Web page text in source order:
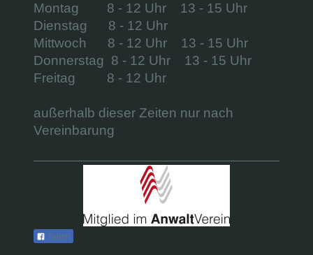
Montag 8 - 12 Uhr 13 - 15 Uhr
Dienstag 8 - 12 Uhr
Mittwoch 8 - 12 Uhr 13 - 15 Uhr
Donnerstag 8 - 12 Uhr 13 - 15 Uhr
Freitag 8 - 12 Uhr
außerhalb dieser Zeiten nur nach
Vereinbarung
Teilen